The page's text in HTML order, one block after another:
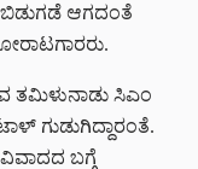
ಆಗದಂತೆ
ತಮಿಳುನಾಡು ಸಿಎಂ
ಗುಡುಗಿದ್ದಾರಂತೆ.
ಬಗ್ಗೆ